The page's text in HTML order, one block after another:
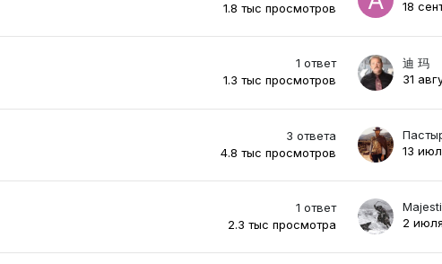
1.8 тыс просмотров
18
1 ответ
1.3 тыс просмотров
迪 玛
31
3 ответа
4.8 тыс просмотров
13
1 ответ
2.3 тыс просмотра
2